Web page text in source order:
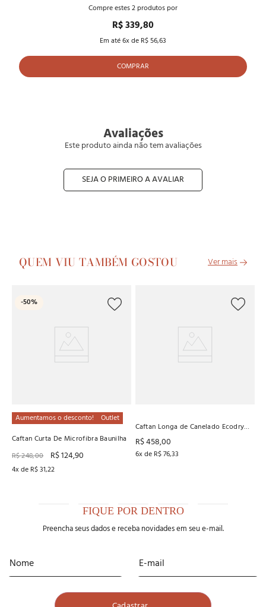
Compre estes2produtos por
R$ 339,80
Em até6x de R$ 56,63
COMPRAR
Avaliações
Este produto ainda não tem avaliações
SEJA O PRIMEIRO A AVALIAR
QUEM VIU TAMBÉM GOSTOU
-50%
Aumentamos o desconto!
Outlet
Caftan Curta De Microfibra Baunilha
R$248,00 R$124,90
4x de R$31,22
Caftan Longa de Canelado Ecodry
Recco
R$458,00
6x de R$76,33
FIQUE POR DENTRO
Preencha seus dados e receba novidades em seu e-mail.